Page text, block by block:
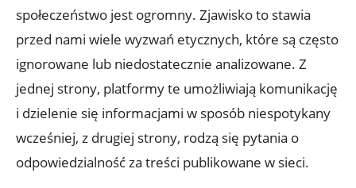
społeczeństwo jest ogromny. Zjawisko to stawia
przed nami wiele wyzwań etycznych, które są często
ignorowane lub niedostatecznie analizowane. Z
jednej strony, platformy te umożliwiają komunikację
i dzielenie się informacjami w sposób niespotykany
wcześniej, z drugiej strony, rodzą się pytania o
odpowiedzialność za treści publikowane w sieci.